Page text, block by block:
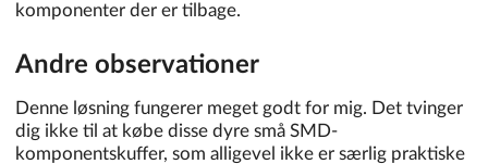
komponenter der er tilbage.
Andre observationer
Denne løsning fungerer meget godt for mig. Det tvinger
dig ikke til at købe disse dyre små SMD-
komponentskuffer, som alligevel ikke er særlig praktiske